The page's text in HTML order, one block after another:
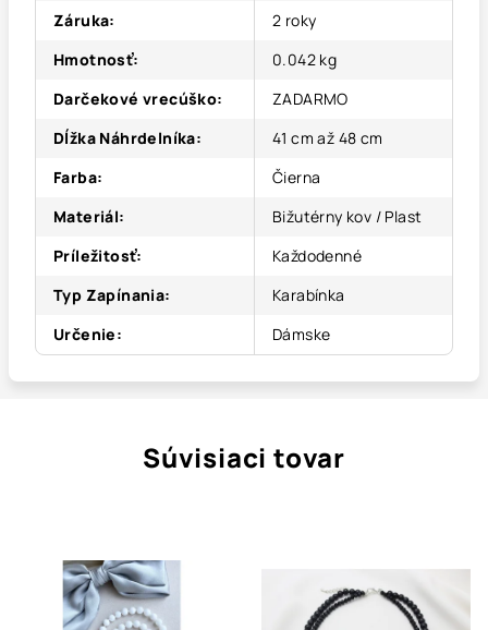
Záruka:
2 roky
Hmotnosť:
0.042 kg
Darčekové vrecúško:
ZADARMO
Dĺžka Náhrdelníka:
41 cm až 48 cm
Farba:
Čierna
Materiál:
Bižutérny kov / Plast
Príležitosť:
Každodenné
Typ Zapínania:
Karabínka
Určenie: Dámske
Súvisiaci tovar